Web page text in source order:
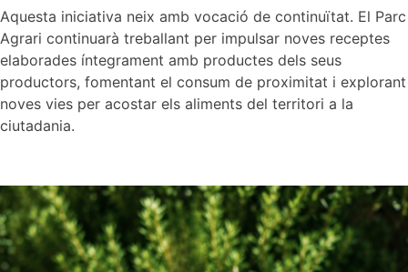
Aquesta iniciativa neix amb vocació de continuïtat. El Parc
Agrari continuarà treballant per impulsar noves receptes
elaborades íntegrament amb productes dels seus
productors, fomentant el consum de proximitat i explorant
noves vies per acostar els aliments del territori a la
ciutadania.